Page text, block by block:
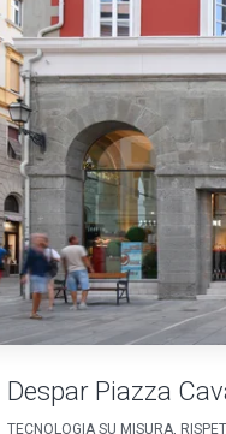
Despar Piazza
TECNOLOGIA SU MISURA,